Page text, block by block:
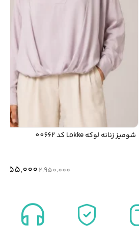
شومیز زنانه لوکه Lokke کد 00662
2,950,000
2,655,000